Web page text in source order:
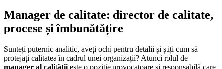
Manager de calitate: director de calitate,
procese și îmbunătățire
Sunteți puternic analitic, aveți ochi pentru detalii și știți cum să
protejați calitatea în cadrul unei organizații? Atunci rolul de
manager al calității este o poziție provocatoare și responsabilă care